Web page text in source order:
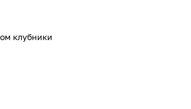
клубники